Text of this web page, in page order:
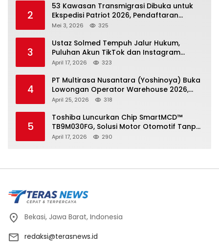
2
53 Kawasan Transmigrasi Dibuka untuk
Ekspedisi Patriot 2026, Pendaftaran
Ditutup 21 Mei
Mei 3, 2026 325
3
Ustaz Solmed Tempuh Jalur Hukum,
Puluhan Akun TikTok dan Instagram
Dilaporkan atas Tuduhan Fitnah
April 17, 2026 323
4
PT Multirasa Nusantara (Yoshinoya) Buka
Lowongan Operator Warehouse 2026,
Penempatan CK Bekasi
April 25, 2026 318
5
Toshiba Luncurkan Chip SmartMCD™
TB9M030FG, Solusi Motor Otomotif Tanpa
Sensor di Kecepatan Nol
April 17, 2026 290
Bekasi, Jawa Barat, Indonesia
redaksi@terasnews.id